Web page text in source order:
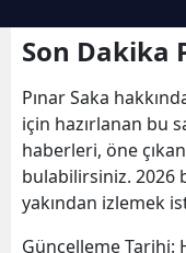
Son Dakika
Pınar Saka
için hazırlanan bu
haberleri, öne
bulabilirsiniz. 2026
yakından izlemek
Güncelleme Tarihi: